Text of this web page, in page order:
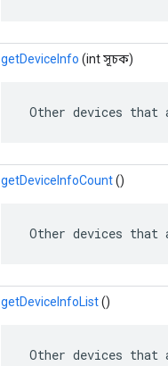
getDeviceInfo (int সূচক)
Other devices that
getDeviceInfoCount()
Other devices that
getDeviceInfoList()
Other devices that